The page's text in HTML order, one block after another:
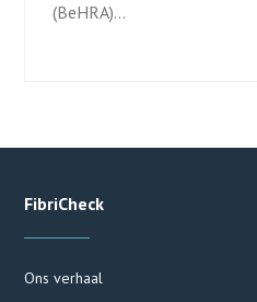
(BeHRA)…
FibriCheck
Ons verhaal